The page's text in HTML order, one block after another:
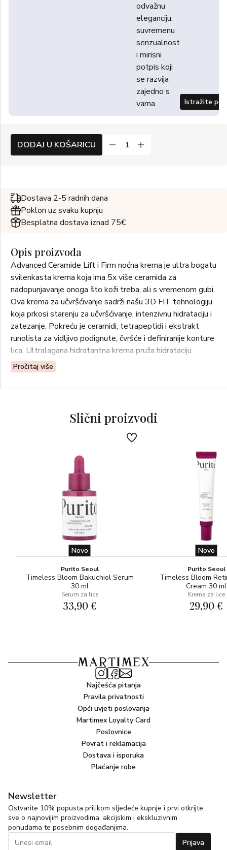
odvažnu
eleganciju,
suvremenu
senzualnost
i mirisni
potpis koji
se razvija
zajedno s
vama.
Istražite
DODAJ U KOŠARICU
Dostava 2-5 radnih dana
Poklon uz svaku kupnju
Besplatna dostava iznad 75€
Opis proizvoda
Advanced Ceramide Lift i Firm noćna krema je ultra bogatu
svilenkasta krema koja ima 5x više ceramida za
nadopunjavanje onoga što koži treba, ali s vremenom gubi.
Ova krema za učvršćivanje sadrži našu 3D FIT tehnologiju
koja prkosi starenju za učvršćivanje, intenzivnu hidrataciju i
zatezanje. Pokreću je ceramidi, tetrapeptidi i ekstrakt
runolista za vidljivo podignute, čvršće i definiranije konture
lica. Ultralagana hidratantna krema pruža hidrataciju
tijekom noći i pomaže vratiti oblikovaniji, mladenački
izgled.
Pročitaj više
Slični proizvodi
Novo
Purito Seoul
Timeless Bloom Bakuchiol Serum
30 ml
Serum za lice
33,90 €
Novo
Purito Seoul
Timeless Bloom
Cream 30 ml
Krema za lice
29,90 €
Najčešća pitanja
Pravila privatnosti
Opći uvjeti poslovanja
Martimex Loyalty Card
Poslovnice
Povrat i reklamacija
Dostava i isporuka
Plaćanje robe
Newsletter
Ostvarite 10% popusta prilikom sljedeće kupnje i prvi otkrijte
sve o najnovijim proizvodima, akcijskim i ekskluzivnim
ponudama te posebnim događanjima.
Prijava